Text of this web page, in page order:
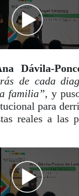
Dávila-
de cada
familia”, y
para
reales a las